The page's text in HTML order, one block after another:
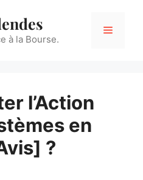
à la Bourse.
l’Action
en
?